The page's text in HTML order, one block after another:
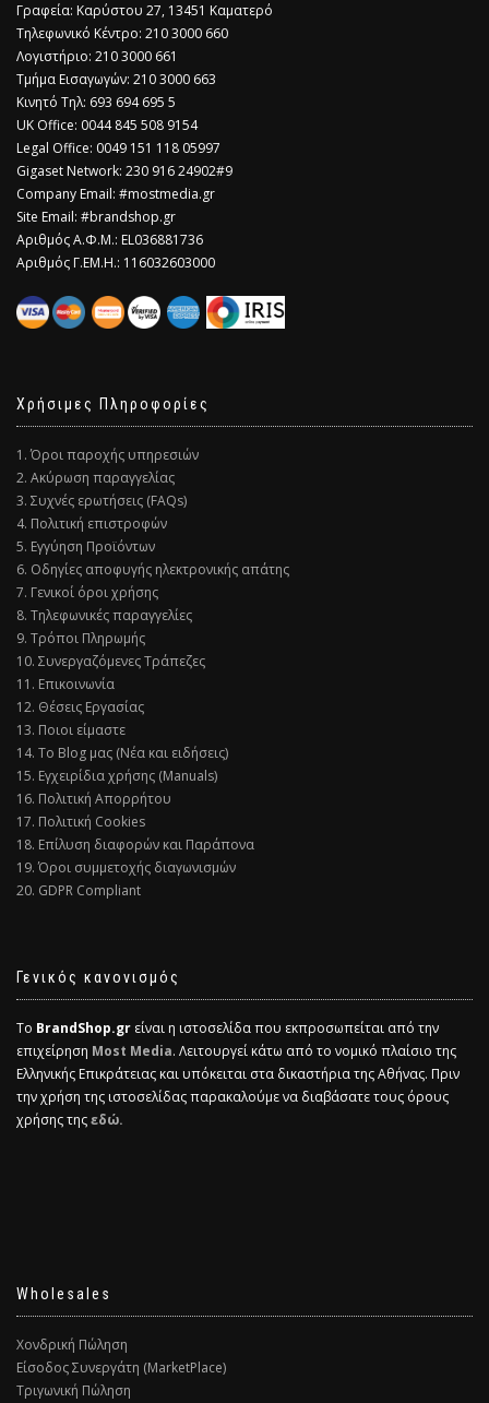
Γραφεία: Καρύστου 27, 13451 Καματερό
Τηλεφωνικό Κέντρο: 210 3000 660
Λογιστήριο: 210 3000 661
Τμήμα Εισαγωγών: 210 3000 663
Κινητό Τηλ: 693 694 695 5
​UK Office: 0044 845 508 9154
Legal Office: 0049 151 118 05997
Gigaset Network: 230 916 24902#9
Company Email: #mostmedia.gr
Site Email: #brandshop.gr
Αριθμός Α.Φ.Μ.: EL036881736
Αριθμός Γ.ΕΜ.Η.: 116032603000
Χρήσιμες Πληροφορίες
1. Όροι παροχής υπηρεσιών
2. Ακύρωση παραγγελίας
3. Συχνές ερωτήσεις (FAQs)
4. Πολιτική επιστροφών
5. Εγγύηση Προϊόντων
6. Οδηγίες αποφυγής ηλεκτρονικής απάτης
7. Γενικοί όροι χρήσης
8. Τηλεφωνικές παραγγελίες
9. Τρόποι Πληρωμής
10. Συνεργαζόμενες Τράπεζες
11. Επικοινωνία
12. Θέσεις Εργασίας
13. Ποιοι είμαστε
14. Το Blog μας (Νέα και ειδήσεις)
15. Εγχειρίδια χρήσης (Manuals)
16. Πολιτική Απορρήτου
17. Πολιτική Cookies
18. Επίλυση διαφορών και Παράπονα
19. Όροι συμμετοχής διαγωνισμών
20. GDPR Compliant
Γενικός κανονισμός
Το BrandShop.gr είναι η ιστοσελίδα που εκπροσωπείται από την
επιχείρηση Most Media. Λειτουργεί κάτω από το νομικό πλαίσιο της
Ελληνικής Επικράτειας και υπόκειται στα δικαστήρια της Αθήνας. Πριν
την χρήση της ιστοσελίδας παρακαλούμε να διαβάσατε τους όρους
χρήσης τηςεδώ.
Wholesales
Χονδρική Πώληση
Είσοδος Συνεργάτη (MarketPlace)
Τριγωνική Πώληση